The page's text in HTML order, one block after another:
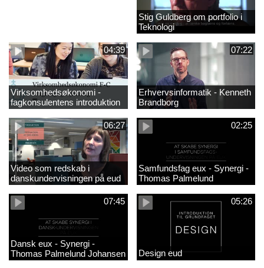
Stig Guldberg om portfolio i
Teknologi
04:39
Virksomhedsøkonomi -
fagkonsulentens introduktion
til faget 2
07:22
Erhvervsinformatik - Kenneth
Brandborg
06:27
Video som redskab i
danskundervisningen på eud
02:25
Samfundsfag eux - Synergi -
Thomas Palmelund
07:45
Dansk eux - Synergi -
Thomas Palmelund Johansen
05:26
Design eud